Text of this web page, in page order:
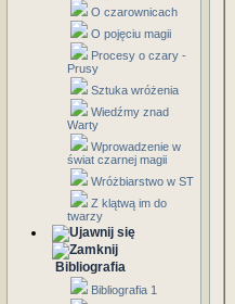
O czarownicach
O pojęciu magii
Procesy o czary -
Prusy
Sztuka wróżenia
Wiedźmy znad
Warty
Wprowadzenie w
świat czarnej magii
Wróżbiarstwo w ST
Z klątwą im do
twarzy
Bibliografia
Bibliografia 1